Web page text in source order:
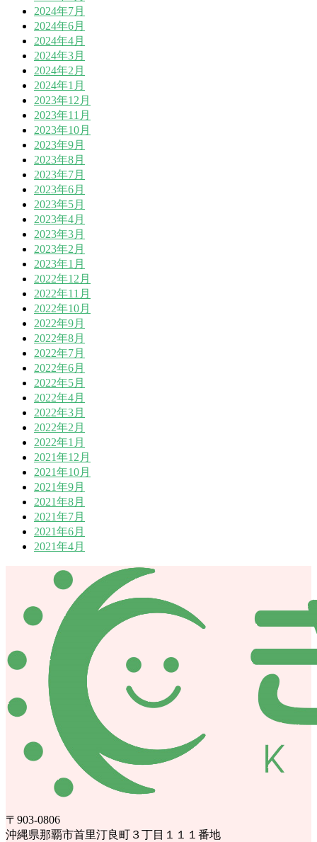
2024年7月
2024年6月
2024年4月
2024年3月
2024年2月
2024年1月
2023年12月
2023年11月
2023年10月
2023年9月
2023年8月
2023年7月
2023年6月
2023年5月
2023年4月
2023年3月
2023年2月
2023年1月
2022年12月
2022年11月
2022年10月
2022年9月
2022年8月
2022年7月
2022年6月
2022年5月
2022年4月
2022年3月
2022年2月
2022年1月
2021年12月
2021年10月
2021年9月
2021年8月
2021年7月
2021年6月
2021年4月
〒903-0806
沖縄県那覇市首里汀良町３丁目１１１番地